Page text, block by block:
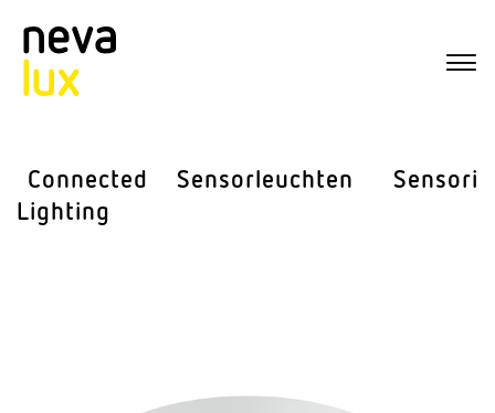
Connected
Lighting
Sensor­leuchten Sensorik